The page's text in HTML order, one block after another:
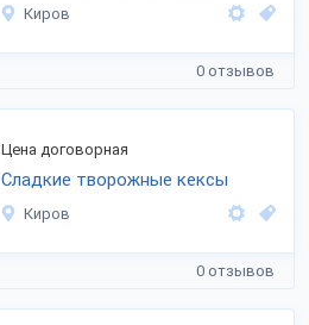
Киров
0 отзывов
Цена договорная
Сладкие творожные кексы
Киров
0 отзывов